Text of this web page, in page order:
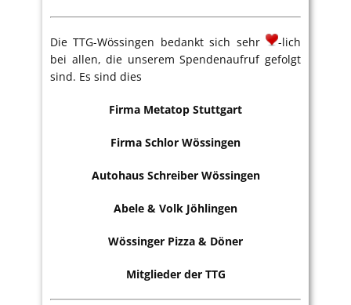
Die TTG-Wössingen bedankt sich sehr
-lich
bei allen, die unserem Spendenaufruf gefolgt
sind. Es sind dies
Firma Metatop Stuttgart
Firma Schlor Wössingen
Autohaus Schreiber Wössingen
Abele & Volk Jöhlingen
Wössinger Pizza & Döner
Mitglieder der TTG